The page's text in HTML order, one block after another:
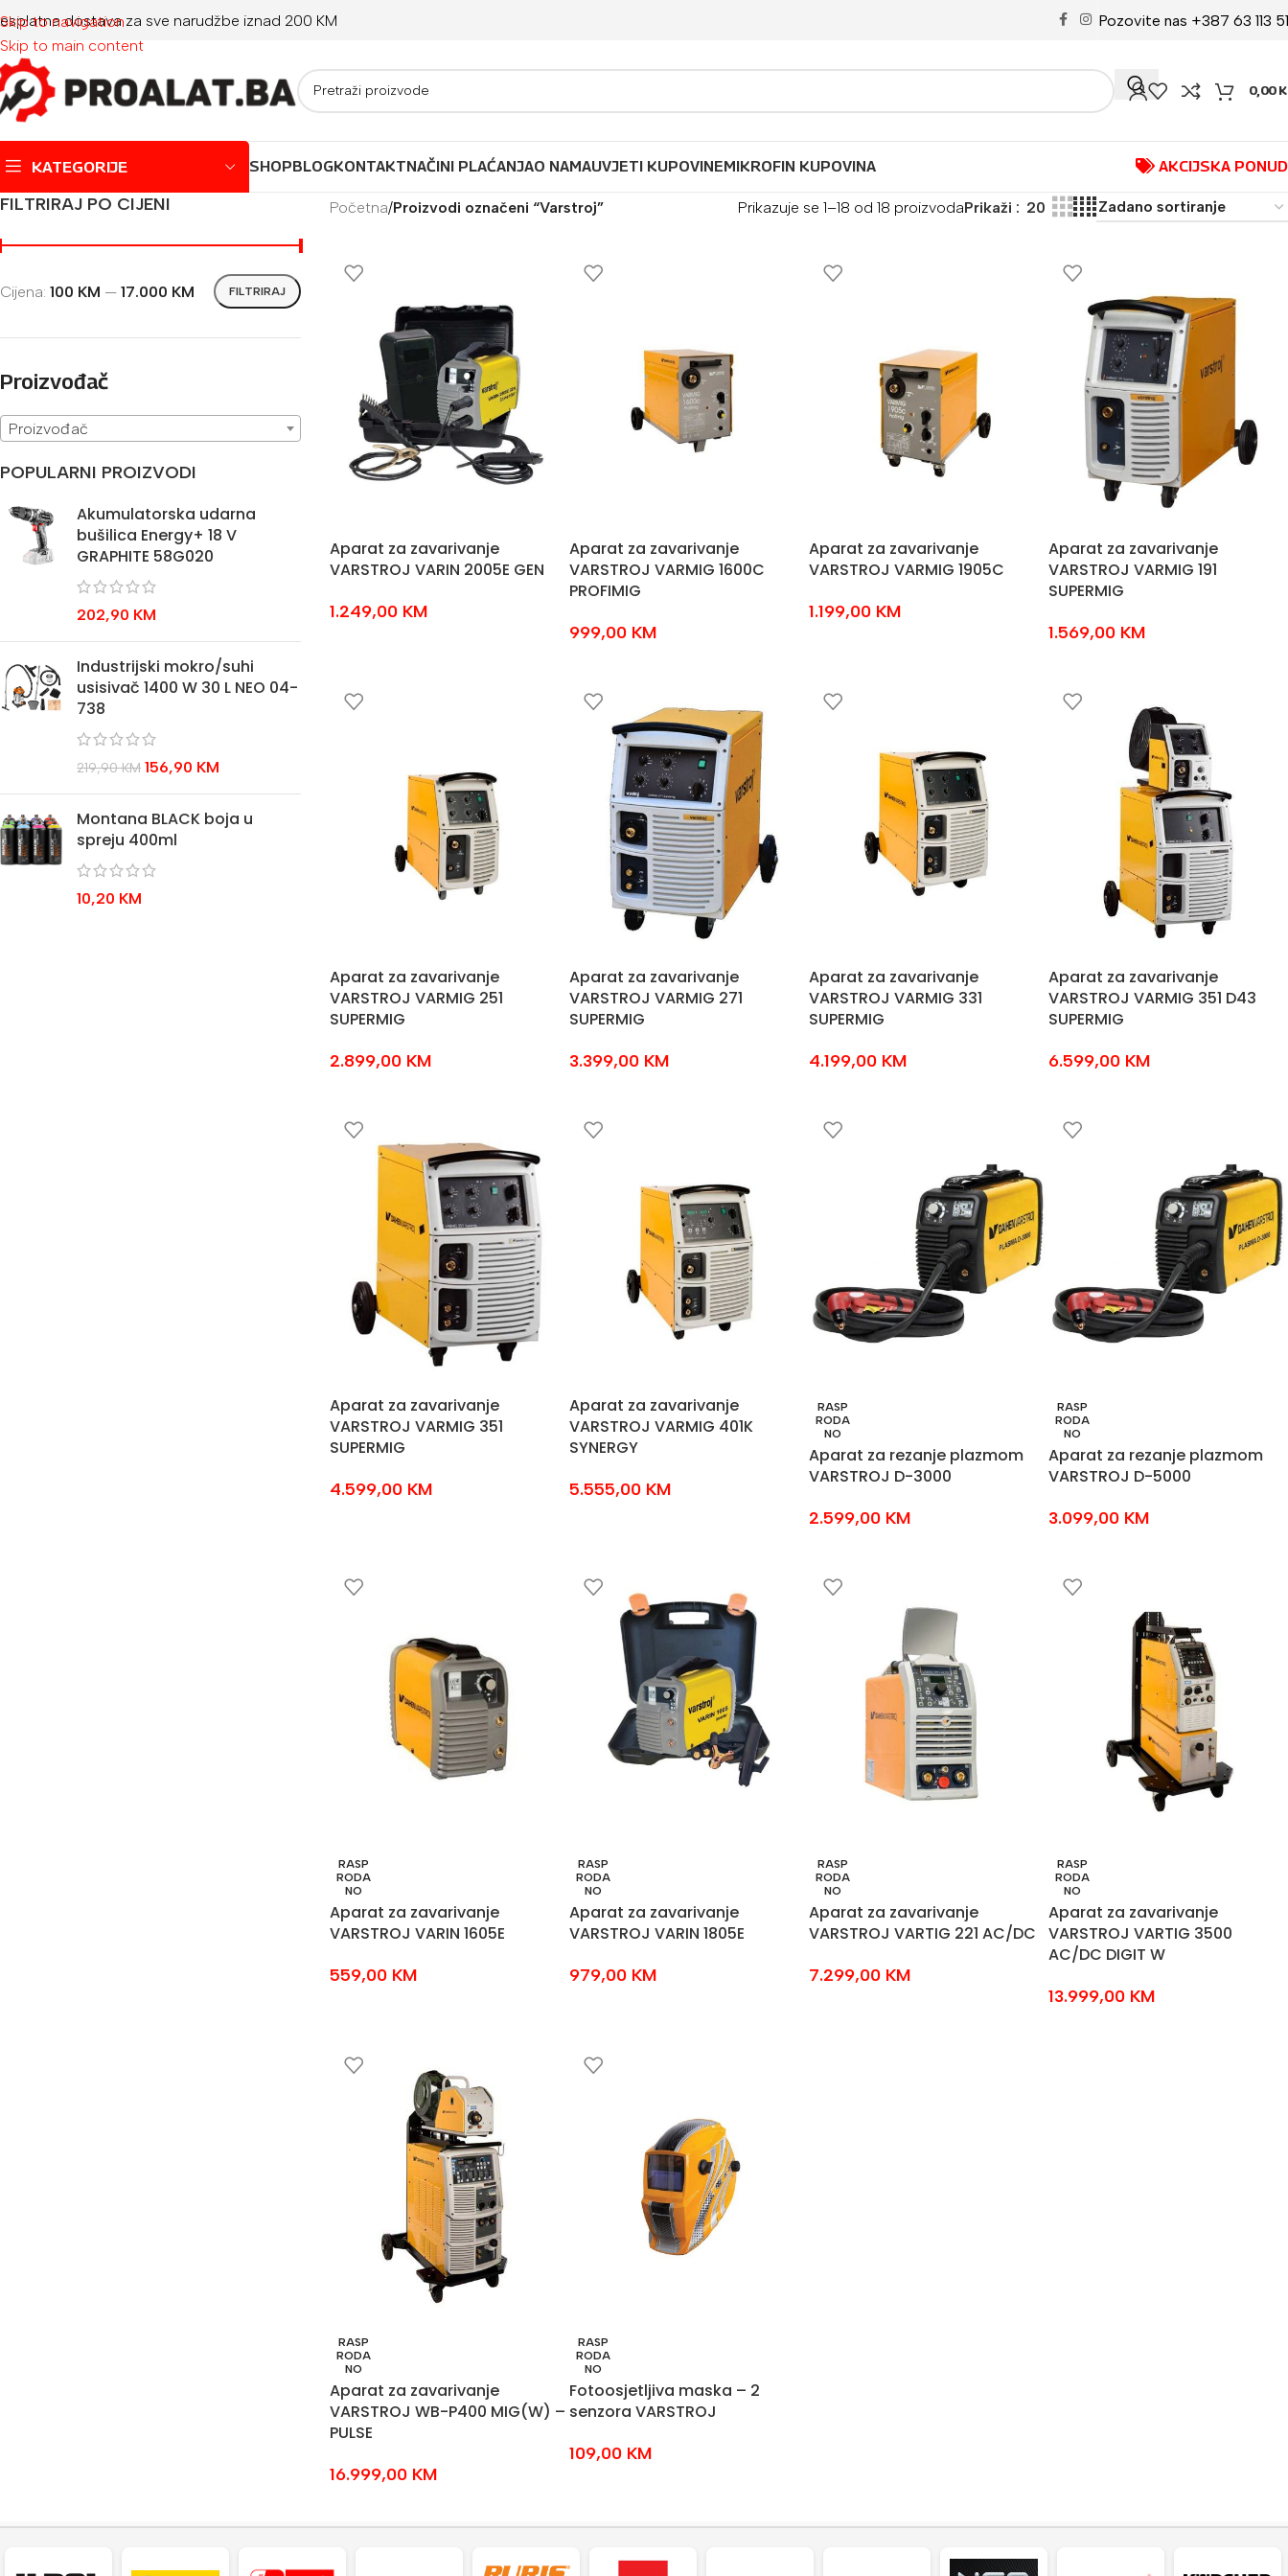
Skip to navigation
Skip to main content
dostava za sve narudžbe iznad 200 KM Pozovite nas +387 63 113
0,00
KATEGORIJE
Jacuzzi
SHOPBLOGKONTAKTNAČINI PLAĆANJAO NAMAUVJETI KUPOVINEMIKROFIN KUPOVINA AKCIJSKA
FILTRIRAJ PO CIJENI
FILTRIRAJ
Cijena: 100 KM — 17.000 KM
Proizvođač
Proizvođač
POPULARNI PROIZVODI
Akumulatorska udarna
bušilica Energy+ 18 V
GRAPHITE 58G020
202,90 KM
Industrijski mokro/suhi
usisivač 1400 W 30 L NEO 04-
738
219,90KM 156,90 KM
Montana BLACK boja u
spreju 400ml
10,20 KM
Početna/Proizvodi označeni “Varstroj” Prikazuje se 1–18 od 18 proizvodaPrikaži 20
Aparat za zavarivanje
VARSTROJ VARIN 2005E GEN
1.249,00 KM
Aparat za zavarivanje
VARSTROJ VARMIG 1600C
PROFIMIG
999,00 KM
Aparat za zavarivanje
VARSTROJ VARMIG 1905C
1.199,00 KM
Aparat za zavarivanje
VARSTROJ VARMIG 191
SUPERMIG
1.569,00 KM
Aparat za zavarivanje
VARSTROJ VARMIG 251
SUPERMIG
2.899,00 KM
Aparat za zavarivanje
VARSTROJ VARMIG 271
SUPERMIG
3.399,00 KM
Aparat za zavarivanje
VARSTROJ VARMIG 331
SUPERMIG
4.199,00 KM
Aparat za zavarivanje
VARSTROJ VARMIG 351 D43
SUPERMIG
6.599,00 KM
Aparat za zavarivanje
VARSTROJ VARMIG 351
SUPERMIG
4.599,00 KM
Aparat za zavarivanje
VARSTROJ VARMIG 401K
SYNERGY
5.555,00 KM
RASP
RODA
NO
Aparat za rezanje plazmom
VARSTROJ D-3000
2.599,00 KM
RASP
RODA
NO
Aparat za rezanje plazmom
VARSTROJ D-5000
3.099,00 KM
RASP
RODA
NO
Aparat za zavarivanje
VARSTROJ VARIN 1605E
559,00 KM
RASP
RODA
NO
Aparat za zavarivanje
VARSTROJ VARIN 1805E
979,00 KM
RASP
RODA
NO
Aparat za zavarivanje
VARSTROJ VARTIG 221 AC/DC
7.299,00 KM
RASP
RODA
NO
Aparat za zavarivanje
VARSTROJ VARTIG 3500
AC/DC DIGIT W
13.999,00 KM
RASP
RODA
NO
Aparat za zavarivanje
VARSTROJ WB-P400 MIG(W) –
PULSE
16.999,00 KM
RASP
RODA
NO
Fotoosjetljiva maska – 2
senzora VARSTROJ
109,00 KM